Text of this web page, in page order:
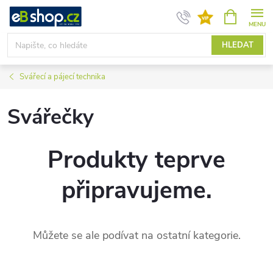
Přejít
obsah
HLEDAT
NÁKUPNÍ
KOŠÍK
Svářecí a pájecí technika
Svářečky
Produkty teprve
připravujeme.
Můžete se ale podívat na ostatní kategorie.